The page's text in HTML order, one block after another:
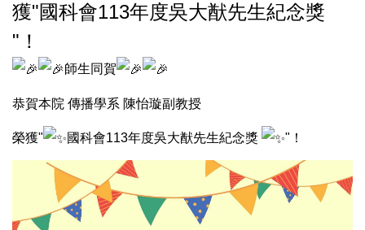
獲"國科會113年度吳大猷先生紀念獎
"！
師生同賀
恭賀本院 傳播學系 陳怡璇副教授
榮獲" 國科會113年度吳大猷先生紀念獎 "！